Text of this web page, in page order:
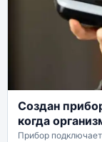
Создан
когда
Прибор